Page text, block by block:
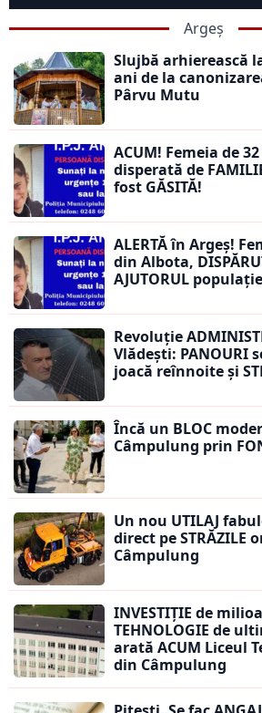
Argeș
Slujbă arhierească
ani de la
Pârvu Mutu
ACUM! Femeia de
disperată de
fost GĂSITĂ!
ALERTĂ în Argeș!
din Albota,
AJUTORUL
Revoluție
Vlădești: PANOURI
joacă reînnoite și
Încă un BLOC
Câmpulung prin
Un nou UTILAJ
direct pe STRĂZILE
Câmpulung
INVESTIȚIE de
TEHNOLOGIE de
arată ACUM Liceul
din Câmpulung